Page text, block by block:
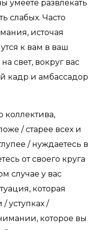
умеете развлекать
слабых. Часто
источая
к вам в ваш
свет, вокруг вас
кадр и амбассадор
коллектива,
/ старее всех и
/ нуждаетесь в
от своего круга
случае у вас
которая
уступках /
которое вы